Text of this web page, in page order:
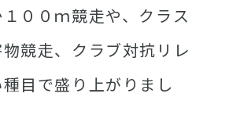
００ｍ競走や、クラス
競走、クラブ対抗リレ
目で盛り上がりまし